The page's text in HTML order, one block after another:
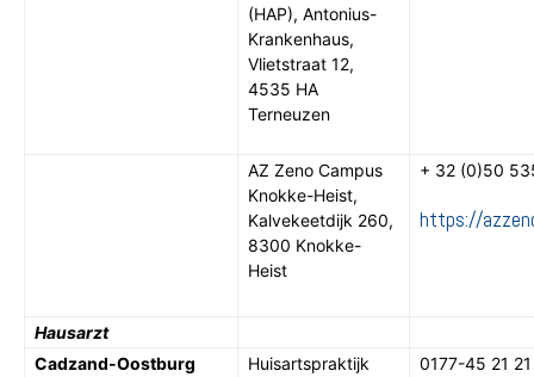
(HAP), Antonius-
Krankenhaus,
Vlietstraat 12,
4535 HA
Terneuzen
AZ Zeno Campus
Knokke-Heist,
Kalvekeetdijk 260,
8300 Knokke-
Heist
+ 32 (0)50
https://
Hausarzt
Cadzand-Oostburg
Huisartspraktijk
0177-45 21 21